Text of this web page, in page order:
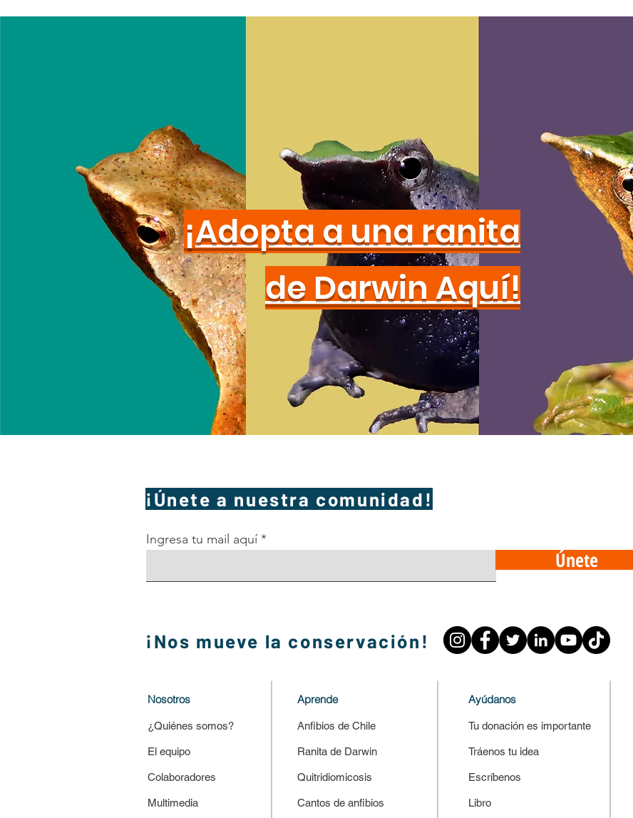
¡Adopta a una ranita
de Darwin Aquí!
¡Únete a nuestra comunidad!
Ingresa tu mail aquí
Únete
¡Nos mueve la conservación!
Nosotros
¿Quiénes somos?
El equipo
Colaboradores
Multimedia
Ayúdanos
Tu donación es importante
Tráenos tu idea
Escríbenos
Libro
Aprende
Anfibios de Chile
Ranita de Darwin
Quitridiomicosis
Cantos de anfibios